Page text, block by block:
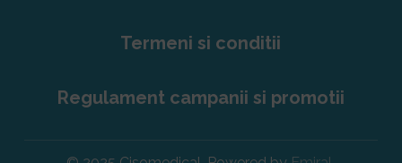
Termeni si conditii
Regulament campanii si promotii